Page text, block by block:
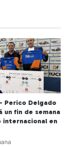
Perico Delgado
un fin de semana
internacional en